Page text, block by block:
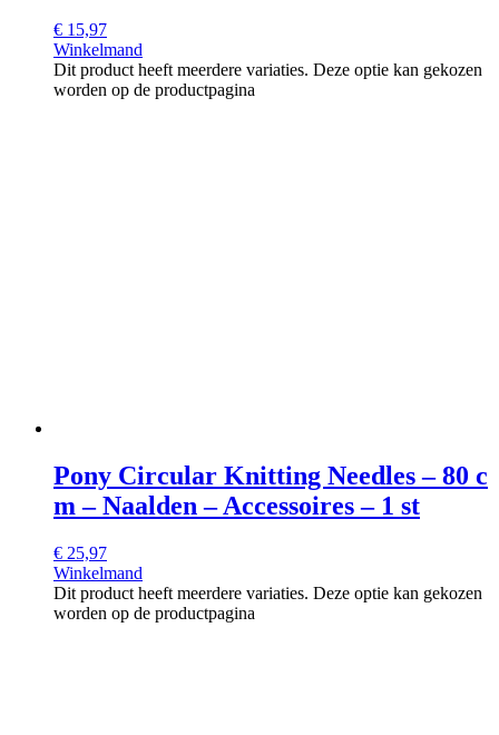
€ 15,97
Winkelmand
Dit product heeft meerdere variaties. Deze optie kan gekozen
worden op de productpagina
Pony Circular Knitting Needles – 80 c
m – Naalden – Accessoires – 1 st
€ 25,97
Winkelmand
Dit product heeft meerdere variaties. Deze optie kan gekozen
worden op de productpagina